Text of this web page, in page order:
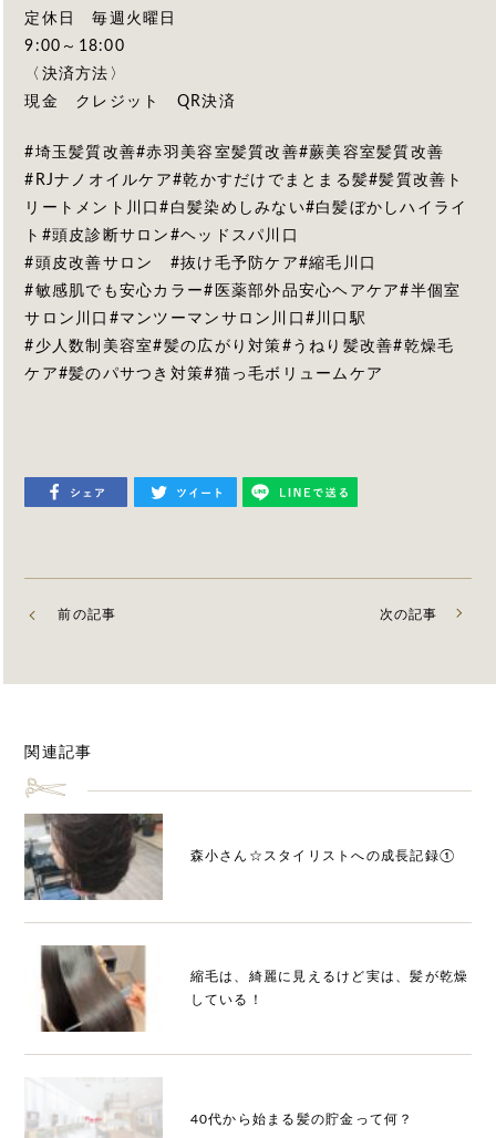
定休日 毎週火曜日
9:00～18:00
〈決済方法〉
現金 クレジット QR決済
#埼玉髪質改善#赤羽美容室髪質改善#蕨美容室髪質改善
#RJナノオイルケア#乾かすだけでまとまる髪#髪質改善ト
リートメント川口#白髪染めしみない#白髪ぼかしハイライ
ト#頭皮診断サロン#ヘッドスパ川口
#頭皮改善サロン #抜け毛予防ケア#縮毛川口
#敏感肌でも安心カラー#医薬部外品安心ヘアケア#半個室
サロン川口#マンツーマンサロン川口#川口駅
#少人数制美容室#髪の広がり対策#うねり髪改善#乾燥毛
ケア#髪のパサつき対策#猫っ毛ボリュームケア
前の記事 次の記事
関連記事
森小さん☆スタイリストへの成長記録①
縮毛は、綺麗に見えるけど実は、髪が乾燥
している！
40代から始まる髪の貯金って何？